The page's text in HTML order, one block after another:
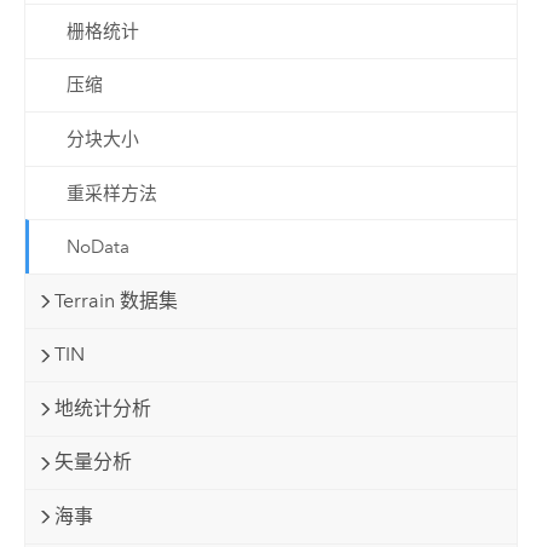
栅格统计
压缩
分块大小
重采样方法
NoData
Terrain 数据集
TIN
地统计分析
矢量分析
海事